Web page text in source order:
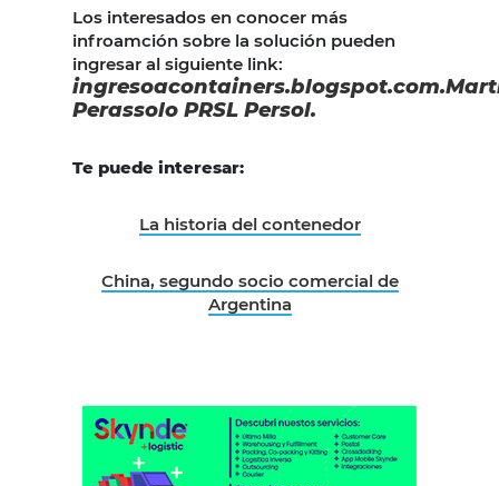
Los interesados en conocer más
infroamción sobre la solución pueden
ingresar al siguiente link:
Perassolo PRSL Persol.
Te puede interesar:
La historia del contenedor
China, segundo socio comercial de
Argentina